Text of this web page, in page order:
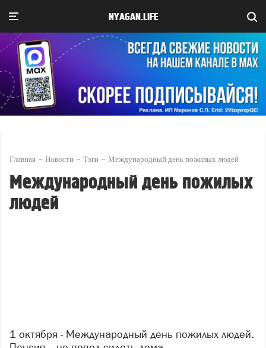
NYAGAN.LIFE
Главная Новости Тэги Международный день пожилых людей
Международный день пожилых
людей
1 октября - Международный день пожилых людей.